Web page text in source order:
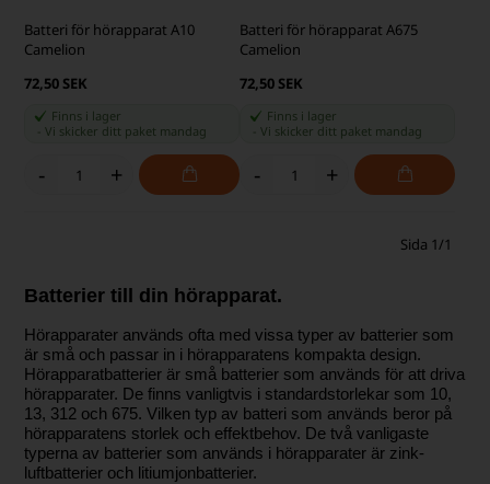
Batteri för hörapparat A10
Camelion
72,50 SEK
Finns i lager
-Vi skicker ditt paket mandag
- +
Batteri för hörapparat A675
Camelion
72,50 SEK
Finns i lager
Vi skicker ditt paket mandag
- +
Sida 1/1
Batterier till din hörapparat.
Hörapparater används ofta med vissa typer av batterier som
är små och passar in i hörapparatens kompakta design.
Hörapparatbatterier är små batterier som används för att driva
hörapparater. De finns vanligtvis i standardstorlekar som 10,
13, 312 och 675. Vilken typ av batteri som används beror på
hörapparatens storlek och effektbehov. De två vanligaste
typerna av batterier som används i hörapparater är zink-
luftbatterier och litiumjonbatterier.